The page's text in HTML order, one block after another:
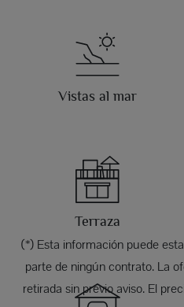
Vistas al mar
Terraza
(*) Esta información puede
parte de ningún contrato. La
retirada sin previo aviso. El